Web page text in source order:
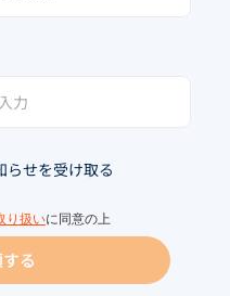
らせを受け取る
り扱いに同意の上
る